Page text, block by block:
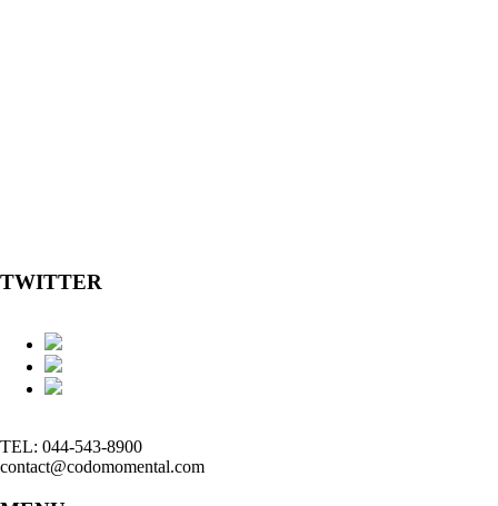
TWITTER
TEL: 044-543-8900
contact@codomomental.com